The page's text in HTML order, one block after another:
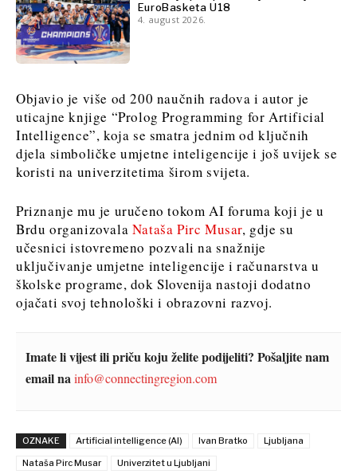
EuroBasketa U18
4. august 2026.
Objavio je više od 200 naučnih radova i autor je
uticajne knjige “Prolog Programming for Artificial
Intelligence”, koja se smatra jednim od ključnih
djela simboličke umjetne inteligencije i još uvijek se
koristi na univerzitetima širom svijeta.
Priznanje mu je uručeno tokom AI foruma koji je u
Brdu organizovala Nataša Pirc Musar, gdje su
učesnici istovremeno pozvali na snažnije
uključivanje umjetne inteligencije i računarstva u
školske programe, dok Slovenija nastoji dodatno
ojačati svoj tehnološki i obrazovni razvoj.
Imate li vijest ili priču koju želite podijeliti? Pošaljite nam
email nainfo@connectingregion.com
OZNAKE Artificial intelligence (AI) Ivan Bratko
Ljubljana
Nataša Pirc Musar
Univerzitet u Ljubljani